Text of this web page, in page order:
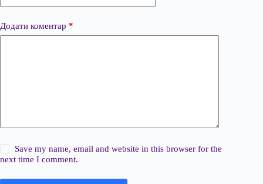
Додати коментар *
Save my name, email and website in this browser for the
next time I comment.